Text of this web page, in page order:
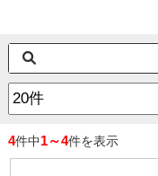
4件中1～4件を表示